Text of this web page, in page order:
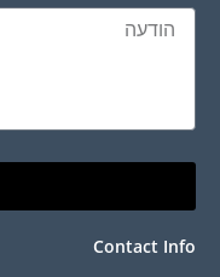
Contact Info